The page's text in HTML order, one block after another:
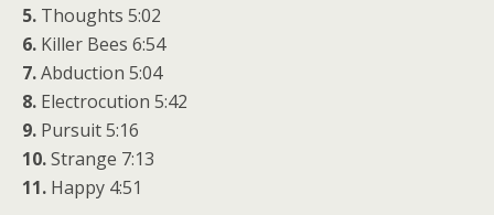
5. Thoughts 5:02
6. Killer Bees 6:54
7.Abduction 5:04
8. Electrocution 5:42
9. Pursuit 5:16
10.Strange 7:13
11. Happy 4:51